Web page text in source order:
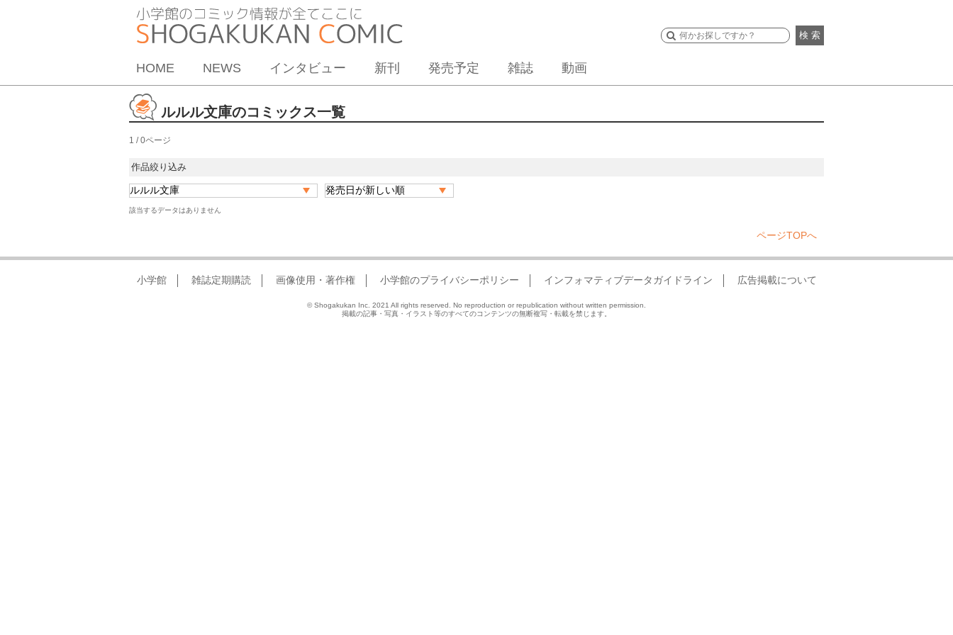
検 索
HOME NEWS インタビュー 新刊 発売予定 雑誌 動画
ルルル文庫のコミックス一覧
1 / 0ページ
作品絞り込み
該当するデータはありません
ページTOPへ
小学館 雑誌定期購読 画像使用・著作権 小学館のプライバシーポリシー インフォマティブデータガイドライン 広告掲載について
© Shogakukan Inc. 2021 All rights reserved. No reproduction or republication without written permission.
掲載の記事・写真・イラスト等のすべてのコンテンツの無断複写・転載を禁じます。